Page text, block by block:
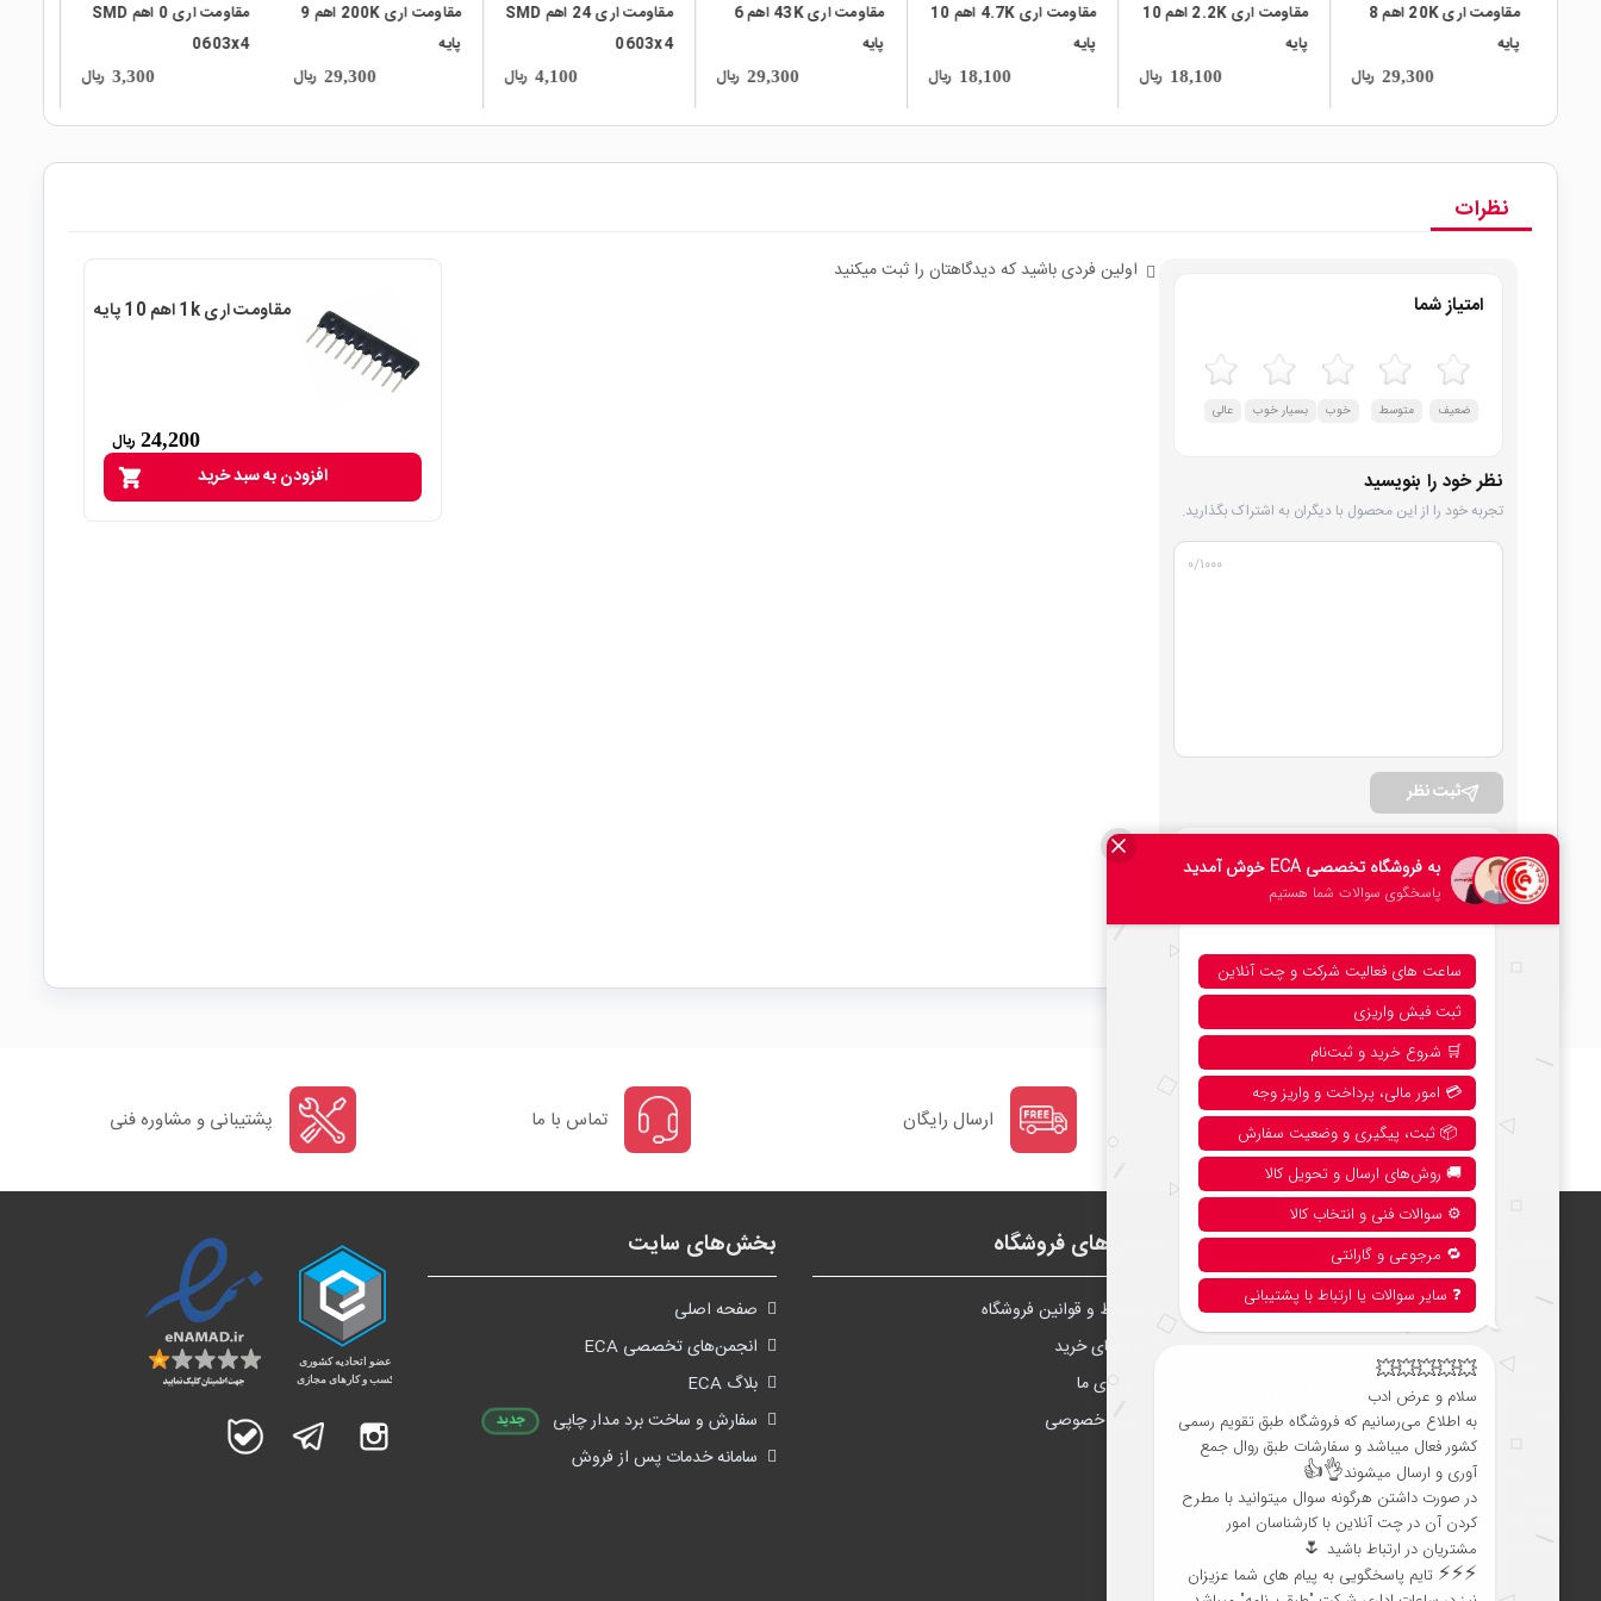
مقاومت اری 20K اهم 8
پایه
29,300 ریال
مقاومت اری 2.2K اهم 10
پایه
18,100 ریال
مقاومت اری 4.7K اهم 10
پایه
18,100 ریال
مقاومت اری 43K اهم 6
پایه
29,300 ریال
مقاومت اری 24 اهم SMD
0603x4
4,100 ریال
مقاومت اری 200K اهم 9
پایه
29,300 ریال
مقاومت اری 0 اهم SMD
0603x4
3,300 ریال
نظرات
امتیاز شما
ضعیف متوسط خوب بسیار خوب عالی
نظر خود را بنویسید
تجربه خود را از این محصول با دیگران به اشتراک بگذارید.
۰/۱۰۰۰
ثبت نظر
امتیاز کلی
۰ 0 دیدگاه
اولین فردی باشید که دیدگاهتان را ثبت میکنید
مقاومت اری 1k اهم 10 پایه
24,200 ریال
shopping_cart افزودن به سبد خرید
نحوه خرید از فروشگاه ارسال رایگان تماس با ما پشتیبانی و مشاوره فنی
امور مشتریان:041-51388888
آدرس دفتر مرکزی تبریز:
تبریز، چهارراه شریعتی، مجتمع تجاری گلستان،
آدرس فروشگاه تهران:
تهران، خیابان جمهوری، نرسیده به پل حافظ،
پاساژ توکل، طبقه زیرهمکف، واحد B6 (تاپ
ترونیک)
بخش‌های فروشگاه
شرايط و قوانین فروشگاه
راهنمای خرید
درباره‌ی ما
حریم خصوصی
بخش‌های سایت
صفحه اصلی
انجمن‌های تخصصی ECA
بلاگ ECA
سفارش و ساخت برد مدار چاپی
جدید
سامانه خدمات پس از فروش
اینستاگرام تلگرام